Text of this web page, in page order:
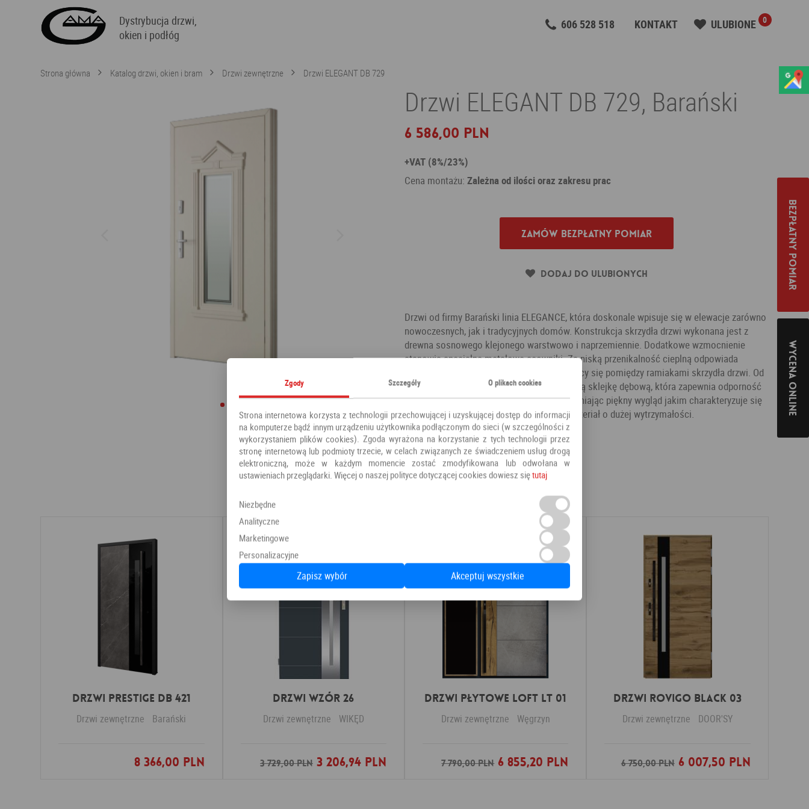
Dystrybucja drzwi,
okien i podłóg
606 528 518 KONTAKT ULUBIONE 0
Strona główna Katalog drzwi, okien i bram Drzwi zewnętrzne Drzwi ELEGANT DB 729
Drzwi ELEGANT DB 729, Barański
6 586,00 PLN
+VAT (8%/23%)
Cena montażu: Zależna od ilości oraz zakresu prac
Zamów bezpłatny pomiar
Dodaj do ulubionych
Drzwi od firmy Barański linia ELEGANCE, która doskonale wpisuje się w elewacje zarówno
nowoczesnych, jak i tradycyjnych domów. Konstrukcja skrzydła drzwi wykonana jest z
drewna sosnowego klejonego warstwowo i naprzemiennie. Dodatkowe wzmocnienie
stanowią specjalne metalowe ceowniki. Za niską przenikalność cieplną odpowiada
dedykowany panel termoizolacyjny znajdujący się pomiędzy ramiakami skrzydła drzwi. Od
zewnątrz drzwi wykończone są wodoodporną sklejkę dębową, która zapewnia odporność
na czynniki zewnętrzne jednocześnie zapewniając piękny wygląd jakim charakteryzuje się
naturalne drewno. Kamień to szlachetny materiał o dużej wytrzymałości.
Kategoria:Drzwi zewnętrzne
Producent:Barański
Drzwi PRESTIGE DB 421
Drzwi zewnętrzne Barański
8 366,00 PLN
Dodaj do ulubionych
Drzwi Wzór 26
Drzwi zewnętrzne WIKĘD
3 729,00 PLN3 206,94 PLN
Dodaj do ulubionych
DRZWI PŁYTOWE LOFT LT 01
Drzwi zewnętrzne Węgrzyn
7 790,00 PLN6 855,20 PLN
Dodaj do ulubionych
DRZWI ROVIGO BLACK 03
Drzwi zewnętrzne DOOR'SY
6 750,00 PLN6 007,50 PLN
Dodaj do ulubionych
Bezpłatny pomiar
Wycena online
Zgody Szczegóły O plikach cookies
Strona internetowa korzysta z technologii przechowującej i uzyskującej dostęp do informacji
na komputerze bądź innym urządzeniu użytkownika podłączonym do sieci (w szczególności z
wykorzystaniem plików cookies). Zgoda wyrażona na korzystanie z tych technologii przez
stronę internetową lub podmioty trzecie, w celach związanych ze świadczeniem usług drogą
elektroniczną, może w każdym momencie zostać zmodyfikowana lub odwołana w
ustawieniach przeglądarki. Więcej o naszej polityce dotyczącej cookies dowiesz siętutaj
Niezbędne
Analityczne
Marketingowe
Personalizacyjne
Zapisz wybór Akceptuj wszystkie